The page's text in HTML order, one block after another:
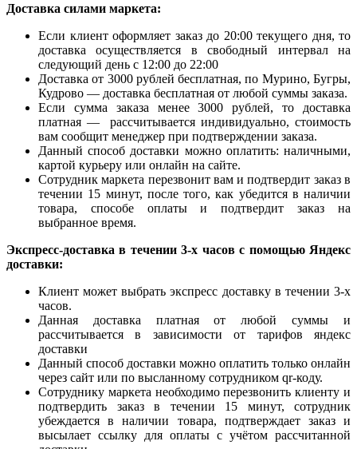
Доставка силами маркета:
Если клиент оформляет заказ до 20:00 текущего дня, то
доставка осуществляется в свободный интервал на
следующий день с 12:00 до 22:00
Доставка от 3000 рублей бесплатная, по Мурино, Бугры,
Кудрово — доставка бесплатная от любой суммы заказа.
Если сумма заказа менее 3000 рублей, то доставка
платная — рассчитывается индивидуально, стоимость
вам сообщит менеджер при подтверждении заказа.
Данный способ доставки можно оплатить: наличными,
картой курьеру или онлайн на сайте.
Сотрудник маркета перезвонит вам и подтвердит заказ в
течении 15 минут, после того, как убедится в наличии
товара, способе оплаты и подтвердит заказ на
выбранное время.
Экспресс-доставка в течении 3-х часов с помощью Яндекс
доставки:
Клиент может выбрать экспресс доставку в течении 3-х
часов.
Данная доставка платная от любой суммы и
рассчитывается в зависимости от тарифов яндекс
доставки
Данный способ доставки можно оплатить только онлайн
через сайт или по высланному сотрудником qr-коду.
Сотруднику маркета необходимо перезвонить клиенту и
подтвердить заказ в течении 15 минут, сотрудник
убеждается в наличии товара, подтверждает заказ и
высылает ссылку для оплаты с учётом рассчитанной